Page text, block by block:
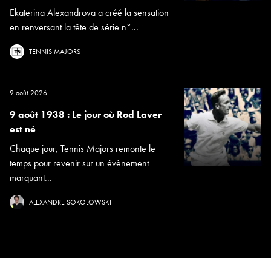
Ekaterina Alexandrova a créé la sensation
en renversant la tête de série n°...
TENNIS MAJORS
9 août 2026
9 août 1938 : Le jour où Rod Laver
est né
Chaque jour, Tennis Majors remonte le
temps pour revenir sur un évènement
marquant...
ALEXANDRE SOKOLOWSKI